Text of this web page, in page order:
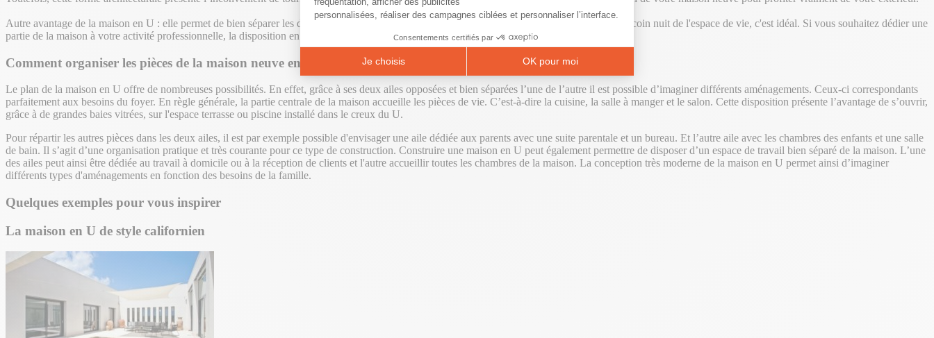
Autre avantage de la maison en U : elle permet de bien séparer les différents espaces de la maison. En effet, si vous aimez séparer clairement le coin nuit de l'espace de vie, c'est idéal. Si vous souhaitez dédier une
partie de la maison à votre activité professionnelle, la disposition en U est adaptée.
Comment organiser les pièces de la maison neuve en U ?
Le plan de la maison en U offre de nombreuses possibilités. En effet, grâce à ses deux ailes opposées et bien séparées l’une de l’autre il est possible d’imaginer différents aménagements. Ceux-ci correspondants
parfaitement aux besoins du foyer. En règle générale, la partie centrale de la maison accueille les pièces de vie. C’est-à-dire la cuisine, la salle à manger et le salon. Cette disposition présente l’avantage de s’ouvrir,
grâce à de grandes baies vitrées, sur l'espace terrasse ou piscine installé dans le creux du U.
Pour répartir les autres pièces dans les deux ailes, il est par exemple possible d'envisager une aile dédiée aux parents avec une suite parentale et un bureau. Et l’autre aile avec les chambres des enfants et une salle
de bain. Il s’agit d’une organisation pratique et très courante pour ce type de construction. Construire une maison en U peut également permettre de disposer d’un espace de travail bien séparé de la maison. L’une
des ailes peut ainsi être dédiée au travail à domicile ou à la réception de clients et l'autre accueillir toutes les chambres de la maison. La conception très moderne de la maison en U permet ainsi d’imaginer
différents types d'aménagements en fonction des besoins de la famille.
Quelques exemples pour vous inspirer
La maison en U de style californien
personnalisées, réaliser des campagnes ciblées et personnaliser l’interface.
Consentements certifiés par
Je choisis OK pour moi